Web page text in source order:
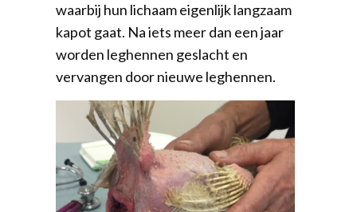
waarbij hun lichaam eigenlijk langzaam
kapot gaat. Na iets meer dan een jaar
worden leghennen geslacht en
vervangen door nieuwe leghennen.